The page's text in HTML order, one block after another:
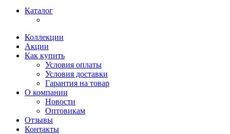
Каталог
Коллекции
Акции
Как купить
Условия оплаты
Условия доставки
Гарантия на товар
О компании
Новости
Оптовикам
Отзывы
Контакты